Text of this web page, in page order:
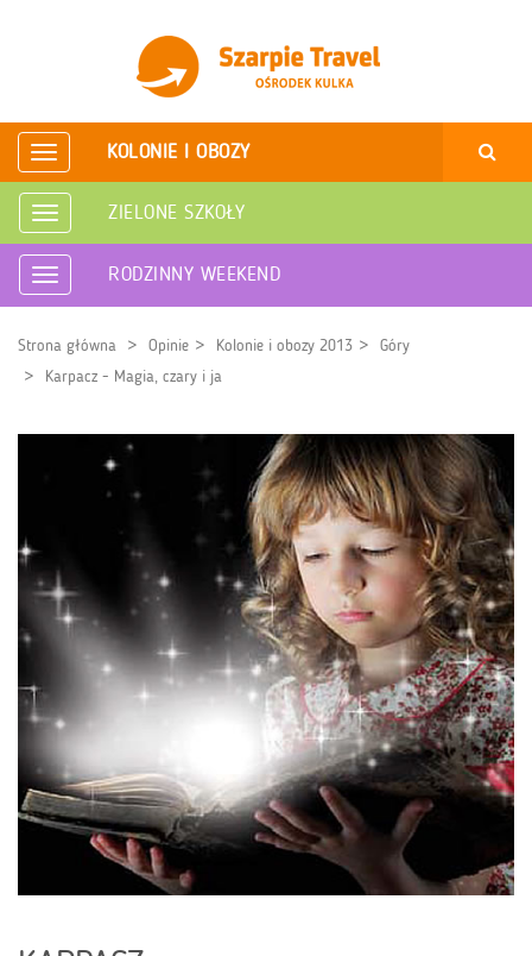
Rozwiń
nawigację
KOLONIE I OBOZY
Rozwiń
nawigację
ZIELONE SZKOŁY
Rozwiń
nawigację
RODZINNY WEEKEND
Strona główna Opinie Kolonie i obozy 2013
Góry
Karpacz - Magia, czary i ja